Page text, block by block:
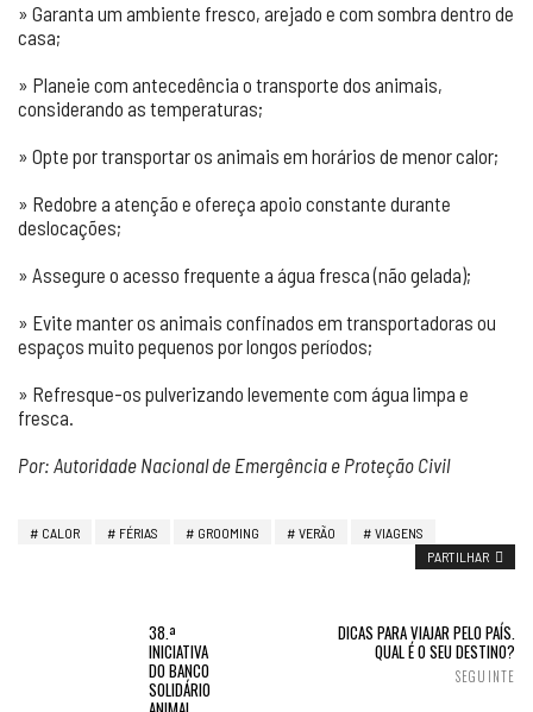
» Garanta um ambiente fresco, arejado e com sombra dentro de
casa;
» Planeie com antecedência o transporte dos animais,
considerando as temperaturas;
» Opte por transportar os animais em horários de menor calor;
» Redobre a atenção e ofereça apoio constante durante
deslocações;
» Assegure o acesso frequente a água fresca (não gelada);
» Evite manter os animais confinados em transportadoras ou
espaços muito pequenos por longos períodos;
» Refresque-os pulverizando levemente com água limpa e
fresca.
Por: Autoridade Nacional de Emergência e Proteção Civil
CALOR FÉRIAS GROOMING VERÃO
VIAGENS
PARTILHAR
38.ª
INICIATIVA
DO BANCO
SOLIDÁRIO
DICAS PARA VIAJAR PELO PAÍS.
QUAL É O SEU DESTINO?
SEGUINTE